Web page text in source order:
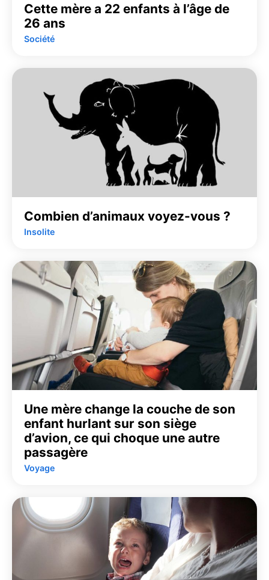
Cette mère a 22 enfants à l’âge de
26 ans
Société
Combien d’animaux voyez-vous ?
Insolite
Une mère change la couche de son
enfant hurlant sur son siège
d’avion, ce qui choque une autre
passagère
Voyage